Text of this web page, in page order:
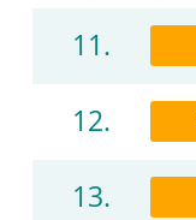
11.
12.
13.